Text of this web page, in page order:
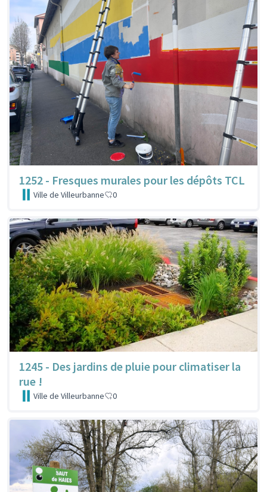
1252 - Fresques murales pour les dépôts TCL
Ville de Villeurbanne 0
1245 - Des jardins de pluie pour climatiser la
rue !
Ville de Villeurbanne 0